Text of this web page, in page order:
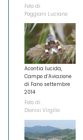
Foto di:
Poggiani Luciano
Acontia lucida,
Campo d’Aviazione
di Fano settembre
2014
Foto di:
Dionisi Virgilio